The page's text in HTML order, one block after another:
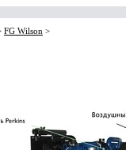
FG Wilson >